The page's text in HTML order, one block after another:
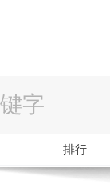
排行